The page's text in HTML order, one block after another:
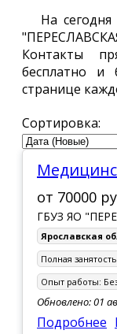
На сегодня
Контакты
бесплатно и
странице
Сортировка:
от 70000
ГБУЗ ЯО
Ярославская
Полная занятость
Опыт работы:
Обновлено: 01
Подробнее